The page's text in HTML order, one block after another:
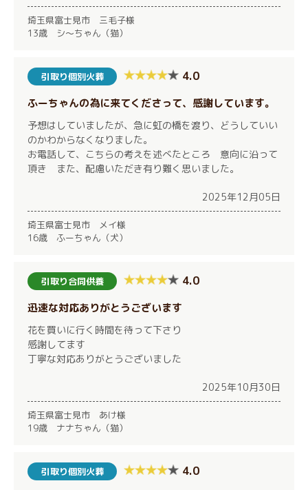
埼玉県富士見市 三毛子様
13歳 シ〜ちゃん（猫）
引取り個別火葬 4.0
ふーちゃんの為に来てくださって、感謝しています。
予想はしていましたが、急に虹の橋を渡り、どうしていい
のかわからなくなりました。
お電話して、こちらの考えを述べたところ 意向に沿って
頂き また、配慮いただき有り難く思いました。
2025年12月05日
埼玉県富士見市 メイ様
16歳 ふーちゃん（犬）
引取り合同供養 4.0
迅速な対応ありがとうございます
花を買いに行く時間を待って下さり
感謝してます
丁寧な対応ありがとうございました
2025年10月30日
埼玉県富士見市 あけ様
19歳 ナナちゃん（猫）
引取り個別火葬 4.0